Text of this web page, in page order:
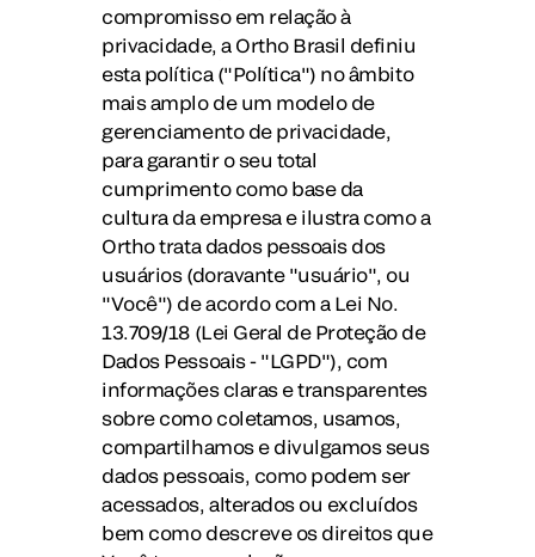
compromisso em relação à
privacidade, a Ortho Brasil definiu
esta política ("Política") no âmbito
mais amplo de um modelo de
gerenciamento de privacidade,
para garantir o seu total
cumprimento como base da
cultura da empresa e ilustra como a
Ortho trata dados pessoais dos
usuários (doravante "usuário", ou
"Você") de acordo com a Lei No.
13.709/18 (Lei Geral de Proteção de
Dados Pessoais - "LGPD"), com
informações claras e transparentes
sobre como coletamos, usamos,
compartilhamos e divulgamos seus
dados pessoais, como podem ser
acessados, alterados ou excluídos
bem como descreve os direitos que